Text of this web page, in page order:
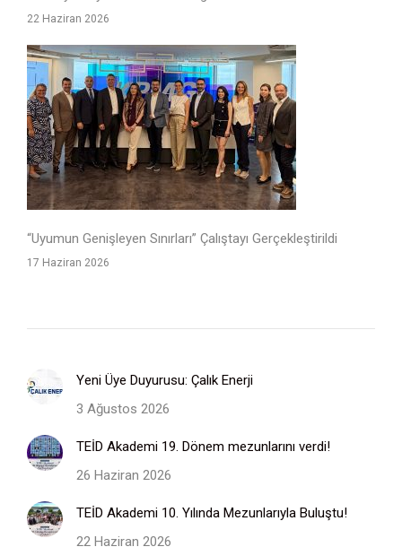
22 Haziran 2026
“Uyumun Genişleyen Sınırları” Çalıştayı Gerçekleştirildi
17 Haziran 2026
Yeni Üye Duyurusu: Çalık Enerji
3 Ağustos 2026
TEİD Akademi 19. Dönem mezunlarını verdi!
26 Haziran 2026
TEİD Akademi 10. Yılında Mezunlarıyla Buluştu!
22 Haziran 2026